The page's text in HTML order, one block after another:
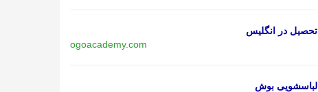
تحصیل در انگلیس
ogoacademy.com
لباسشویی بوش